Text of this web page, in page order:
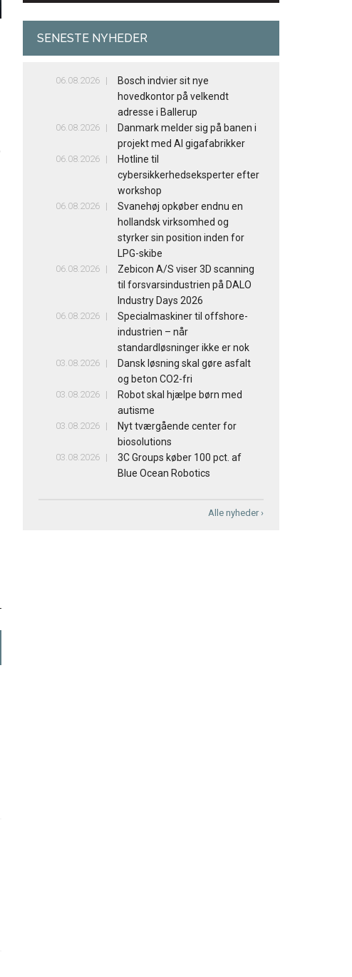
SENESTE NYHEDER
06.08.2026
Bosch indvier sit nye
hovedkontor på velkendt
adresse i Ballerup
06.08.2026
Danmark melder sig på banen i
projekt med AI gigafabrikker
06.08.2026
Hotline til
cybersikkerhedseksperter efter
workshop
06.08.2026
Svanehøj opkøber endnu en
hollandsk virksomhed og
styrker sin position inden for
LPG-skibe
06.08.2026
Zebicon A/S viser 3D scanning
til forsvarsindustrien på DALO
Industry Days 2026
06.08.2026
Specialmaskiner til offshore-
industrien – når
standardløsninger ikke er nok
03.08.2026
Dansk løsning skal gøre asfalt
og beton CO2-fri
03.08.2026
Robot skal hjælpe børn med
autisme
03.08.2026
Nyt tværgående center for
biosolutions
03.08.2026
3C Groups køber 100 pct. af
Blue Ocean Robotics
Alle nyheder ›